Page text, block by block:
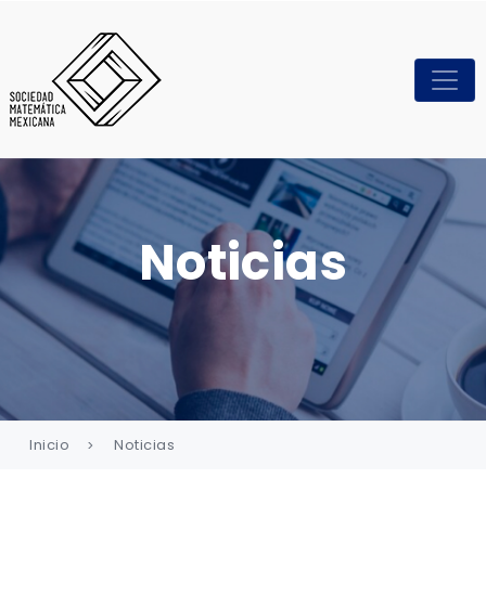
Noticias
Inicio Noticias